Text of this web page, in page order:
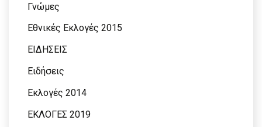
Γνώμες
Εθνικές Εκλογές 2015
ΕΙΔΗΣΕΙΣ
Ειδήσεις
Εκλογές 2014
ΕΚΛΟΓΕΣ 2019